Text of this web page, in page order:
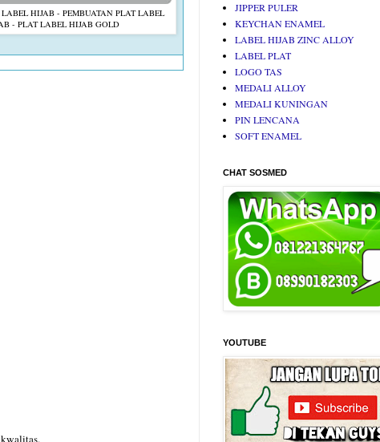
HIJAB - PEMBUATAN PLAT LABEL
- PLAT LABEL HIJAB GOLD
JIPPER PULER
KEYCHAN ENAMEL
LABEL HIJAB ZINC ALLOY
LABEL PLAT
LOGO TAS
MEDALI ALLOY
MEDALI KUNINGAN
PIN LENCANA
SOFT ENAMEL
CHAT SOSMED
YOUTUBE